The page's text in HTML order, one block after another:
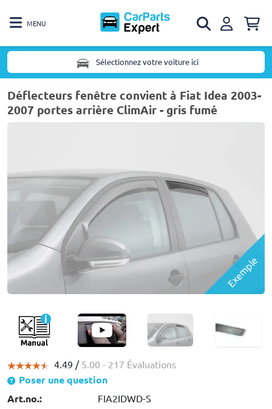
MENU
Sélectionnez votre voiture ici
Déflecteurs fenêtre convient à Fiat Idea 2003-
2007 portes arrière ClimAir - gris fumé
Exemple
4.49 / 5.00 - 217 Évaluations
Poser une question
Art.no.:
FIA2IDWD-S